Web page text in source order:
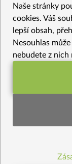
Osvěžující kuskus
Vybrané recepty
Hruškový dezert s
Napařená brokolice a
Tofu v pistáciové
Hladká kaše z rýže a
Naše stránky
cookies. Váš
lepší obsah,
Nesouhlas
nebudete z
Funkční
Statistiky